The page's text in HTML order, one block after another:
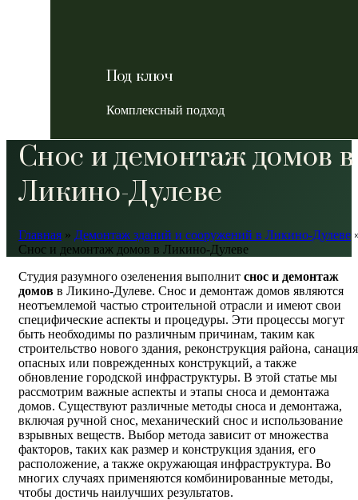
Под ключ
Комплексный подход
Снос и демонтаж домов в
Ликино-Дулеве
Главная » Демонтаж зданий и сооружений в Ликино-Дулеве
Снос и демонтаж домов в Ликино-Дулеве
Студия разумного озеленения выполнит снос и демонтаж
домов в Ликино-Дулеве. Снос и демонтаж домов являются
неотъемлемой частью строительной отрасли и имеют свои
специфические аспекты и процедуры. Эти процессы могут
быть необходимы по различным причинам, таким как
строительство нового здания, реконструкция района, санация
опасных или поврежденных конструкций, а также
обновление городской инфраструктуры. В этой статье мы
рассмотрим важные аспекты и этапы сноса и демонтажа
домов. Существуют различные методы сноса и демонтажа,
включая ручной снос, механический снос и использование
взрывных веществ. Выбор метода зависит от множества
факторов, таких как размер и конструкция здания, его
расположение, а также окружающая инфраструктура. Во
многих случаях применяются комбинированные методы,
чтобы достичь наилучших результатов.